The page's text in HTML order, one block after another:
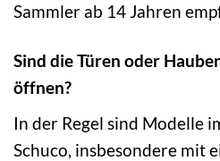
Sammler ab 14 Jahren
Sind die Türen oder
öffnen?
In der Regel sind Modelle
Schuco, insbesondere mit